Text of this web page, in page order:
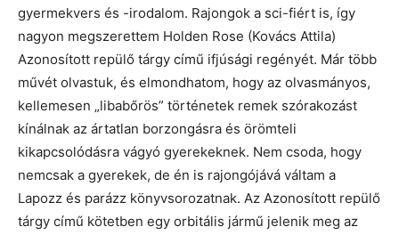
gyermekvers és -irodalom. Rajongok a sci-fiért is, így
nagyon megszerettem Holden Rose (Kovács Attila)
Azonosított repülő tárgy című ifjúsági regényét. Már több
művét olvastuk, és elmondhatom, hogy az olvasmányos,
kellemesen „libabőrös” történetek remek szórakozást
kínálnak az ártatlan borzongásra és örömteli
kikapcsolódásra vágyó gyerekeknek. Nem csoda, hogy
nemcsak a gyerekek, de én is rajongójává váltam a
Lapozz és parázz könyvsorozatnak. Az Azonosított repülő
tárgy című kötetben egy orbitális jármű jelenik meg az